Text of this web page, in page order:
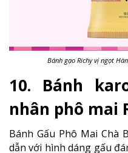
Bánh gạo Richy vị ngọt
10. Bánh
nhân phô mai
Bánh Gấu Phô Mai Chà
dẫn với hình dáng gấu